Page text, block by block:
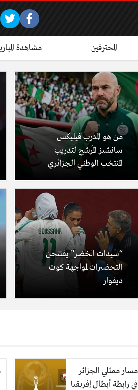
المحترفين مشاهدة
من هو المدرب فيليكس
سانشيز المُرشح لتدريب
المنتخب الوطني الجزائري
“سيدات الخضر” يفتتحن
التحضيرات لمواجهة كوت
ديفوار
مسار ممثلي الجزائر
في رابطة أبطال إفريقيا